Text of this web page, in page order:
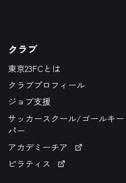
クラブ
東京23FCとは
クラブプロフィール
ジョブ支援
サッカースクール/ゴールキー
パー
アカデミーチア
ピラティス